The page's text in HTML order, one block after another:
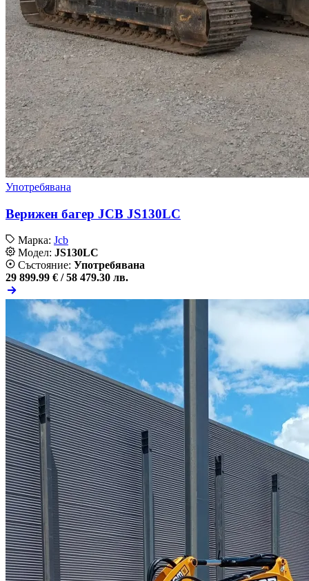
Употребявана
Верижен багер JCB JS130LC
Марка: Jcb
Модел: JS130LC
Състояние: Употребявана
29 899.99 € / 58 479.30 лв.